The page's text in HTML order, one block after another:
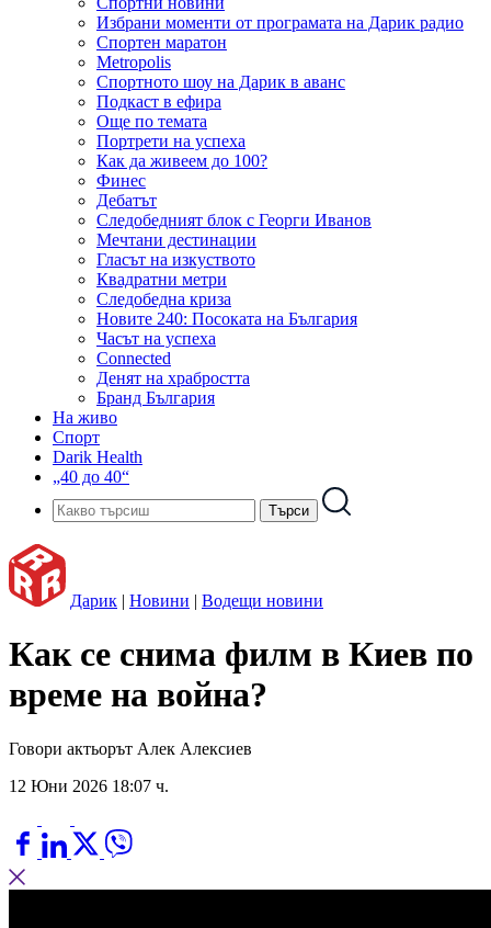
Избрани моменти от програмата на Дарик радио
Спортен маратон
Metropolis
Спортното шоу на Дарик в аванс
Подкаст в ефира
Още по темата
Портрети на успеха
Как да живеем до 100?
Финес
Дебатът
Следобедният блок с Георги Иванов
Мечтани дестинации
Гласът на изкуството
Квадратни метри
Следобедна криза
Новите 240: Посоката на България
Часът на успеха
Connected
Денят на храбростта
Бранд България
На живо
Спорт
Darik Health
„40 до 40“
Дарик | Новини | Водещи новини
Как се снима филм в Киев по
време на война?
Говори актьорът Алек Алексиев
12 Юни 2026 18:07 ч.